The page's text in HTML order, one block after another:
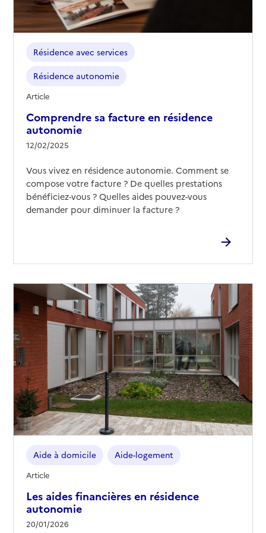
Contact
Rapport HAS
Voir les prix et prestations
Source des données : Finess n° 760802009
Comprendre sa facture en résidence
autonomie
12/02/2025
Résidence avec services
Résidence autonomie
Article
Vous vivez en résidence autonomie. Comment se
compose votre facture ? De quelles prestations
bénéficiez-vous ? Quelles aides pouvez-vous
demander pour diminuer la facture ?
Les aides financières en résidence
autonomie
20/01/2026
Aide à domicile Aide-logement
Article